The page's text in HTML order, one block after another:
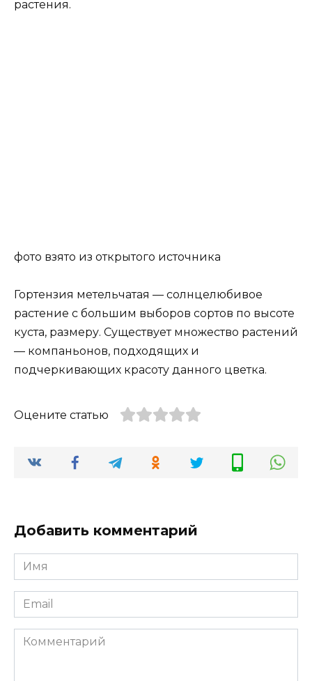
растения.
фото взято из открытого источника
Гортензия метельчатая — солнцелюбивое
растение с большим выборов сортов по высоте
куста, размеру. Существует множество растений
— компаньонов, подходящих и
подчеркивающих красоту данного цветка.
Оцените статью
Добавить комментарий
Имя
*
Email
*
Комментарий